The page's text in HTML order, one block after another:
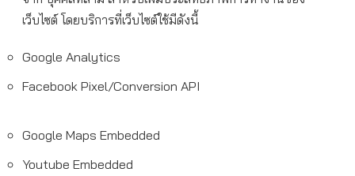
เว็บไซต์ โดยบริการที่เว็บไซต์ใช้มีดังนี้
Google Analytics
Facebook Pixel/Conversion API
Google Maps Embedded
Youtube Embedded